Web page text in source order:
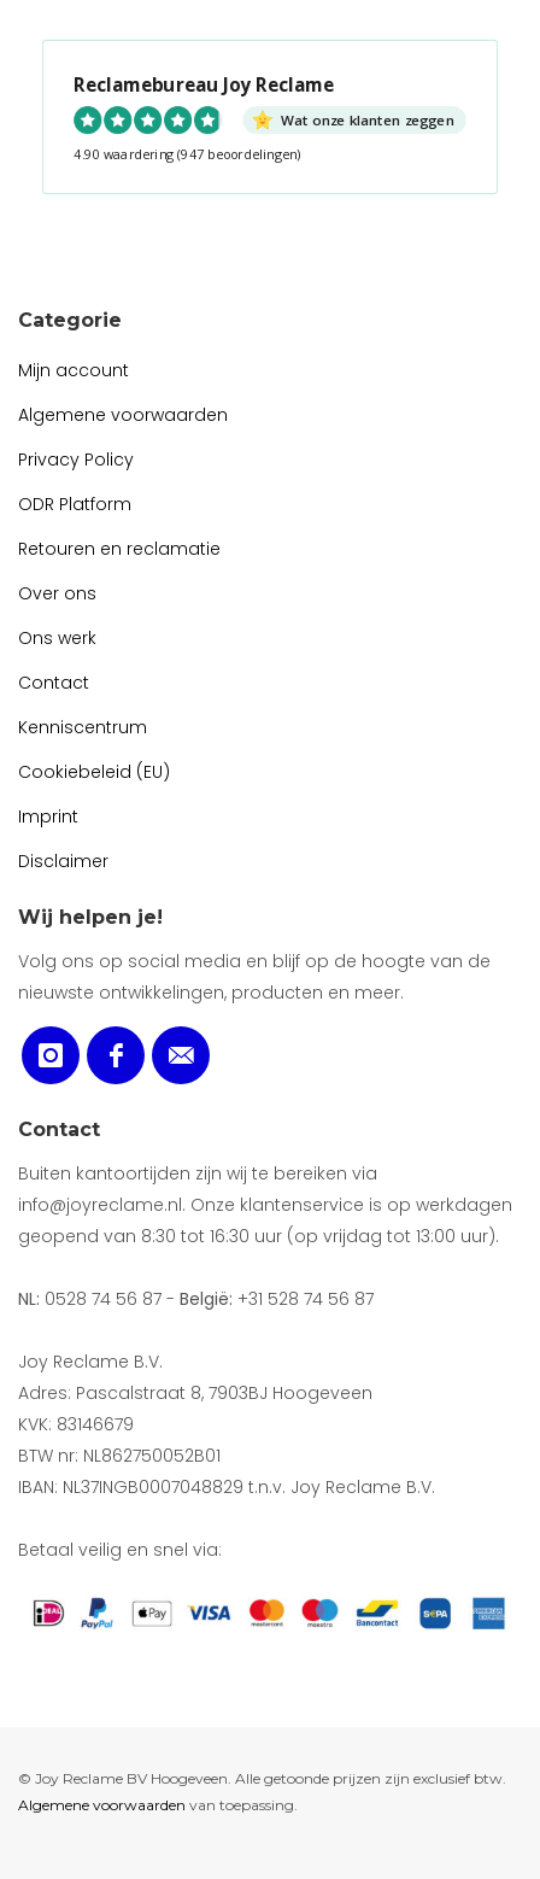
Reclamebureau Joy Reclame
Wat onze klanten zeggen
4.90 waardering (947 beoordelingen)
Categorie
Mijn account
Algemene voorwaarden
Privacy Policy
ODR Platform
Retouren en reclamatie
Over ons
Ons werk
Contact
Kenniscentrum
Cookiebeleid (EU)
Imprint
Disclaimer
Wij helpen je!
Volg ons op social media en blijf op de hoogte van de
nieuwste ontwikkelingen, producten en meer.
Contact
Buiten kantoortijden zijn wij te bereiken via
info@joyreclame.nl. Onze klantenservice is op werkdagen
geopend van 8:30 tot 16:30 uur (op vrijdag tot 13:00 uur).
NL: 0528 74 56 87 - België: +31 528 74 56 87
Joy Reclame B.V.
Adres: Pascalstraat 8, 7903BJ Hoogeveen
KVK: 83146679
BTW nr: NL862750052B01
IBAN: NL37INGB0007048829 t.n.v. Joy Reclame B.V.
Betaal veilig en snel via:
© Joy Reclame BV Hoogeveen. Alle getoonde prijzen zijn exclusief btw.
Algemene voorwaarden van toepassing.